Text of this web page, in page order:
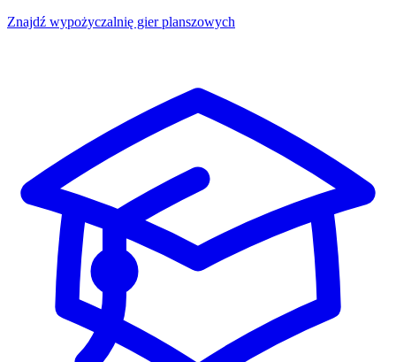
Znajdź wypożyczalnię gier planszowych